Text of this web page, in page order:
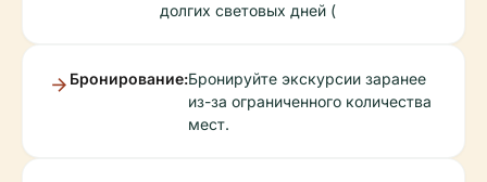
долгих световых дней (
Бронирование:Бронируйте экскурсии заранее
из-за ограниченного количества
мест.